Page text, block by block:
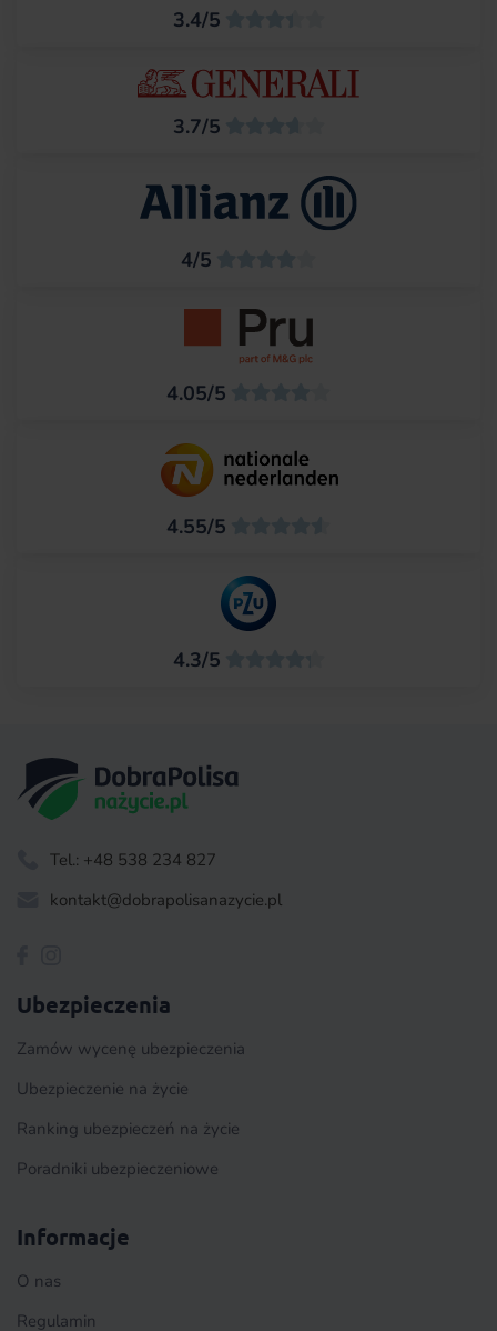
3.4/5
3.7/5
4/5
4.05/5
4.55/5
4.3/5
Tel.: +48 538 234 827
kontakt@dobrapolisanazycie.pl
Ubezpieczenia
Zamów wycenę ubezpieczenia
Ubezpieczenie na życie
Ranking ubezpieczeń na życie
Poradniki ubezpieczeniowe
Informacje
O nas
Regulamin